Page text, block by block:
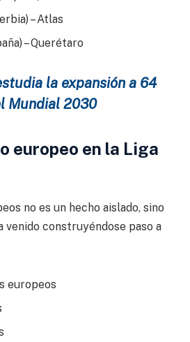
– Atlas
– Querétaro
la expansión a 64
Mundial 2030
europeo en la Liga
no es un hecho aislado, sino
venido construyéndose paso a
europeos